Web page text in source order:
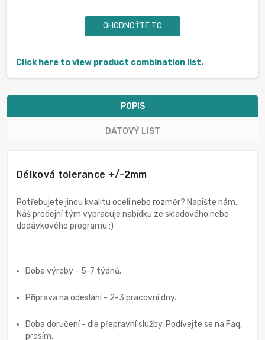
OHODNOŤTE TO
Click here to view product combination list.
POPIS
DATOVÝ LIST
Délková tolerance +/-2mm
Potřebujete jinou kvalitu oceli nebo rozměr? Napište nám.
Náš prodejní tým vypracuje nabídku ze skladového nebo
dodávkového programu :)
Doba výroby - 5-7 týdnů.
Příprava na odeslání - 2-3 pracovní dny.
Doba doručení - dle přepravní služby. Podívejte se na Faq,
prosím.